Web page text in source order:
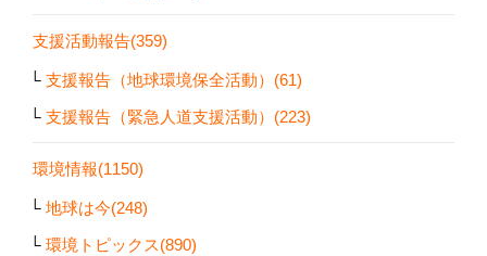
支援活動報告(359)
支援報告（地球環境保全活動）(61)
支援報告（緊急人道支援活動）(223)
環境情報(1150)
地球は今(248)
環境トピックス(890)